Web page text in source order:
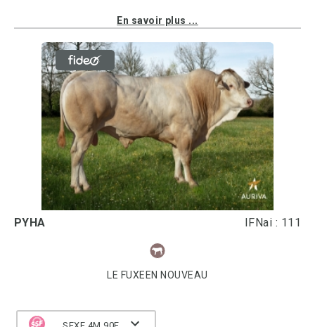
En savoir plus ...
PYHA IFNai : 111
LE FUXEEN NOUVEAU